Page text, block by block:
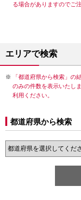
る場合がありますのでご
エリアで検索
「都道府県から検索」の
のみの件数を表示いたし
利用ください。
都道府県から検索